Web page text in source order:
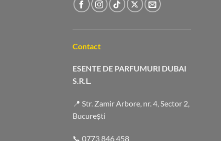
Contact
ESENTE DE PARFUMURI DUBAI
S.R.L.
📍 Str. Zamir Arbore, nr. 4, Sector 2,
București
📞 0773 846 458